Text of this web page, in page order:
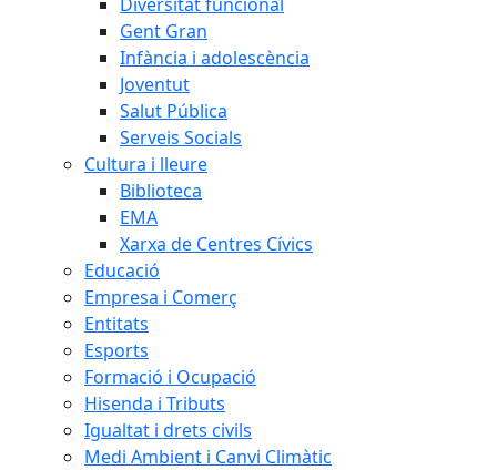
Gent Gran
Infància i adolescència
Joventut
Salut Pública
Serveis Socials
Cultura i lleure
Biblioteca
EMA
Xarxa de Centres Cívics
Educació
Empresa i Comerç
Entitats
Esports
Formació i Ocupació
Hisenda i Tributs
Igualtat i drets civils
Medi Ambient i Canvi Climàtic